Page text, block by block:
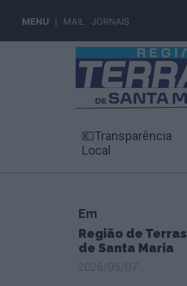
MENU MAIL JORNAIS
💶Transparência
Local
Em
Região de Terras
de Santa Maria